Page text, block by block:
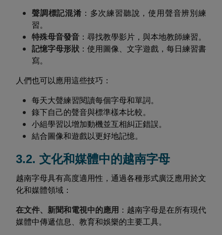
聲調標記混淆 ：多次練習聽說，使用聲音辨別練
習。
特殊母音發音 ：尋找教學影片，與本地教師練習。
記憶字母形狀 ：使用圖像、文字遊戲，每日練習書
寫。
人們也可以應用這些技巧：
每天大聲練習閱讀每個字母和單詞。
錄下自己的聲音與標準樣本比較。
小組學習以增加動機並互相糾正錯誤。
結合圖像和遊戲以更好地記憶。
3.2. 文化和媒體中的越南字母
越南字母具有高度適用性，通過各種形式廣泛應用於文
化和媒體領域：
在文件、新聞和電視中的應用 ：越南字母是在所有現代
媒體中傳遞信息、教育和娛樂的主要工具。